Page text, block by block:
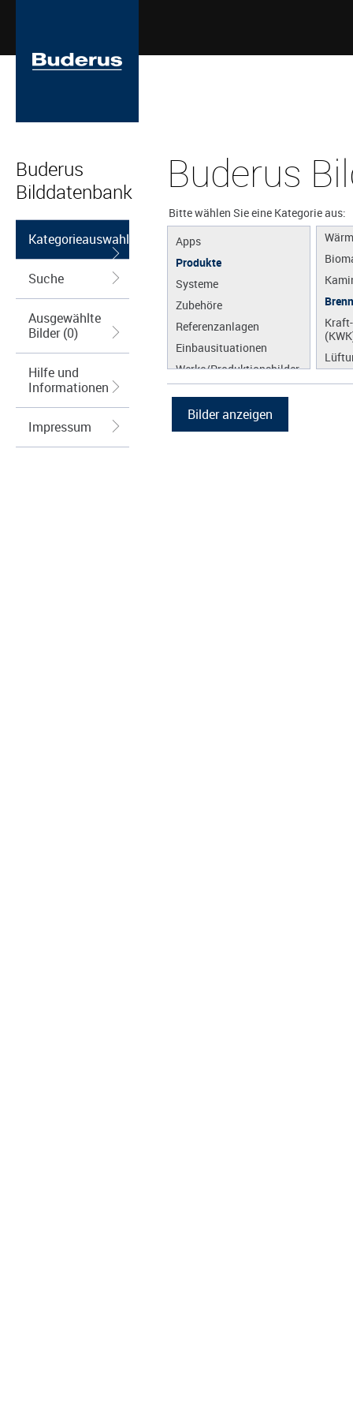
Buderus
Bilddatenbank
Kategorieauswahl
Suche
Ausgewählte
Bilder (0)
Hilfe und
Informationen
Impressum
Buderus
Bitte wählen Sie eine Kategorie aus:
Apps
Produkte
Systeme
Zubehöre
Referenzanlagen
Einbausituationen
Werke/Produktionsbilder
Grafiken
Öl
Solar